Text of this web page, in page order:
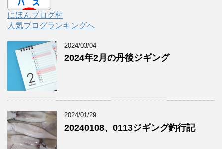
にほんブログ村
人気ブログランキングへ
2024/03/04
2024年2月の丹後ジギング
2024/01/29
20240108、0113ジギング釣行記